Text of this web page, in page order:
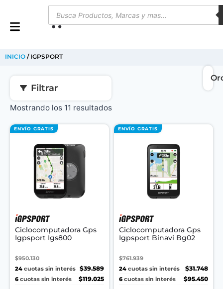
INICIO / IGPSPORT
Filtrar
Mostrando los 11 resultados
ENVÍO GRATIS
Ciclocomputadora Gps
Igpsport Igs800
$950.130
24 cuotas sin interés
$39.589
6 cuotas sin interés $119.025
ENVÍO GRATIS
Ciclocomputadora Gps
Igpsport Binavi Bg02
$761.939
24 cuotas sin interés
$31.748
6 cuotas sin interés $95.450